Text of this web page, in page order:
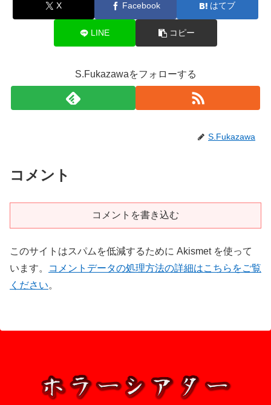
X Facebook はてブ
LINE コピー
S.Fukazawaをフォローする
S.Fukazawa
コメント
コメントを書き込む
このサイトはスパムを低減するために Akismet を使って
います。
コメントデータの処理方法の詳細はこちらをご覧
ください。